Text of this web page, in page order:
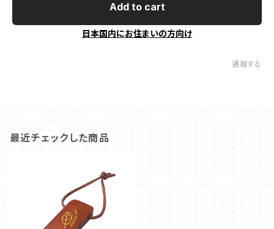
Add to cart
日本国内にお住まいの方向け
通報する
最近チェックした商品